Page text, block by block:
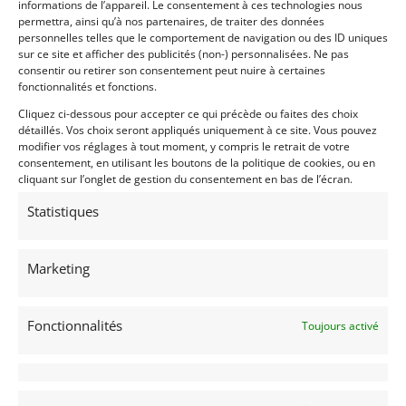
informations de l’appareil. Le consentement à ces technologies nous
permettra, ainsi qu’à nos partenaires, de traiter des données
personnelles telles que le comportement de navigation ou des ID uniques
sur ce site et afficher des publicités (non-) personnalisées. Ne pas
consentir ou retirer son consentement peut nuire à certaines
fonctionnalités et fonctions.
Cliquez ci-dessous pour accepter ce qui précède ou faites des choix
détaillés. Vos choix seront appliqués uniquement à ce site. Vous pouvez
modifier vos réglages à tout moment, y compris le retrait de votre
consentement, en utilisant les boutons de la politique de cookies, ou en
cliquant sur l’onglet de gestion du consentement en bas de l’écran.
Statistiques
Marketing
Fonctionnalités Toujours activé
10
ALFA ROMEO GTV 6 (1982)
TOULOUSE
5 mars 2026
Mourgues. Historique complet . Entièrement d'origine et
d'époque. A remettre en route.
Vendu par : jp.rudelle